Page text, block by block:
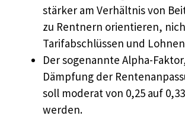
stärker am Verhältnis von
zu Rentnern orientieren,
Tarifabschlüssen und
Der sogenannte Alpha-
Dämpfung der
soll moderat von 0,25 auf
werden.